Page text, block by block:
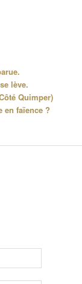
lève.
Quimper)
en faïence ?